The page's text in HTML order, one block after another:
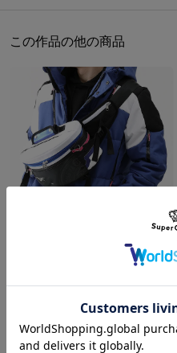
この作品の他の商品
商品を